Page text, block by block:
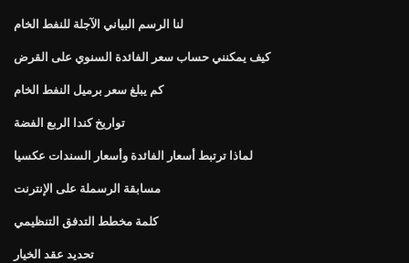
لنا الرسم البياني الآجلة للنفط الخام
كيف يمكنني حساب سعر الفائدة السنوي على القرض
كم يبلغ سعر برميل النفط الخام
تواريخ كندا الربع الفضة
لماذا ترتبط أسعار الفائدة وأسعار السندات عكسيا
مسابقة الرسملة على الإنترنت
كلمة مخطط التدفق التنظيمي
تحديد عقد الخيار